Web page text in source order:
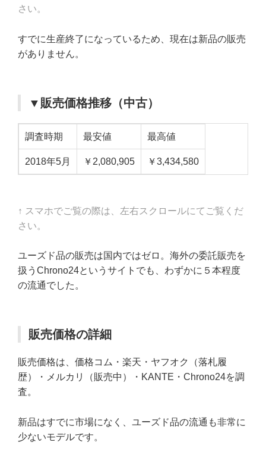
さい。
すでに生産終了になっているため、現在は新品の販売
がありません。
▼販売価格推移（中古）
調査時期 最安値 最高値
2018年5月 ￥2,080,905 ￥3,434,580
↑ スマホでご覧の際は、左右スクロールにてご覧くだ
さい。
ユーズド品の販売は国内ではゼロ。海外の委託販売を
扱うChrono24というサイトでも、わずかに５本程度
の流通でした。
販売価格の詳細
販売価格は、価格コム・楽天・ヤフオク（落札履
歴）・メルカリ（販売中）・KANTE・Chrono24を調
査。
新品はすでに市場になく、ユーズド品の流通も非常に
少ないモデルです。